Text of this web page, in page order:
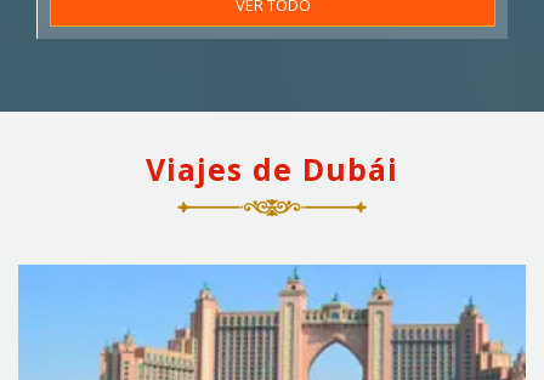
VER TODO
Viajes de Dubái